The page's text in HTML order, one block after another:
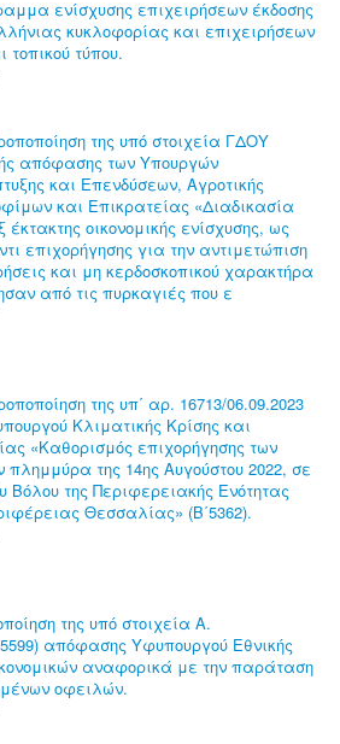
ενίσχυσης επιχειρήσεων έκδοσης
κυκλοφορίας και επιχειρήσεων
τύπου.
της υπό στοιχεία ΓΔΟΥ
απόφασης των Υπουργών
και Επενδύσεων, Αγροτικής
και Επικρατείας «Διαδικασία
οικονομικής ενίσχυσης, ως
επιχορήγησης για την αντιμετώπιση
και μη κερδοσκοπικού χαρακτήρα
από τις πυρκαγιές που ε
της υπ΄ αρ. 16713/06.09.2023
Κλιματικής Κρίσης και
«Καθορισμός επιχορήγησης των
της 14ης Αυγούστου 2022, σε
Βόλου της Περιφερειακής Ενότητας
Θεσσαλίας» (Β΄5362).
της υπό στοιχεία Α.
5599) απόφασης Υφυπουργού Εθνικής
αναφορικά με την παράταση
οφειλών.